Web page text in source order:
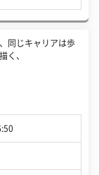
同じキャリアは歩
く、